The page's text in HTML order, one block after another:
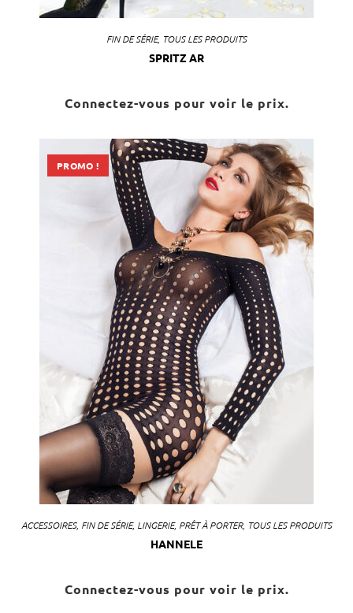
FIN DE SÉRIE, TOUS LES PRODUITS
SPRITZ AR
Connectez-vous pour voir le prix.
PROMO !
ACCESSOIRES, FIN DE SÉRIE, LINGERIE, PRÊT À PORTER, TOUS LES PRODUITS
HANNELE
Connectez-vous pour voir le prix.